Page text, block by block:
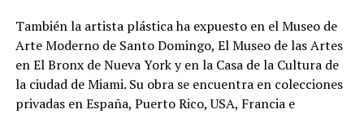
También la artista plástica ha expuesto en el Museo de
Arte Moderno de Santo Domingo, El Museo de las Artes
en El Bronx de Nueva York y en la Casa de la Cultura de
la ciudad de Miami. Su obra se encuentra en colecciones
privadas en España, Puerto Rico, USA, Francia e